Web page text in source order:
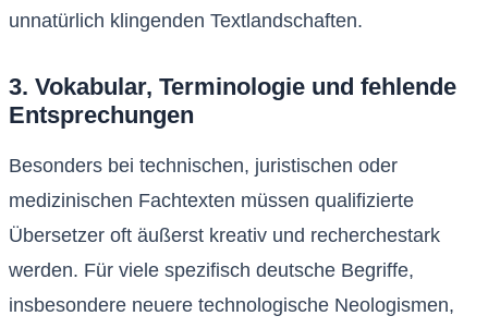
unnatürlich klingenden Textlandschaften.
3. Vokabular, Terminologie und fehlende
Entsprechungen
Besonders bei technischen, juristischen oder
medizinischen Fachtexten müssen qualifizierte
Übersetzer oft äußerst kreativ und recherchestark
werden. Für viele spezifisch deutsche Begriffe,
insbesondere neuere technologische Neologismen,